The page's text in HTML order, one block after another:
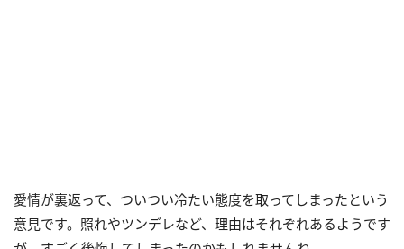
愛情が裏返って、ついつい冷たい態度を取ってしまったという
意見です。照れやツンデレなど、理由はそれぞれあるようです